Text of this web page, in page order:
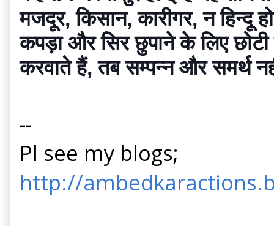
मजदूर, किसान, कारीगर, न हिन्दू
कपड़ा और सिर छुपाने के लिए
करवाते हैं, तब सम्पन्न और समर्थ
--
Pl see my blogs;
http://